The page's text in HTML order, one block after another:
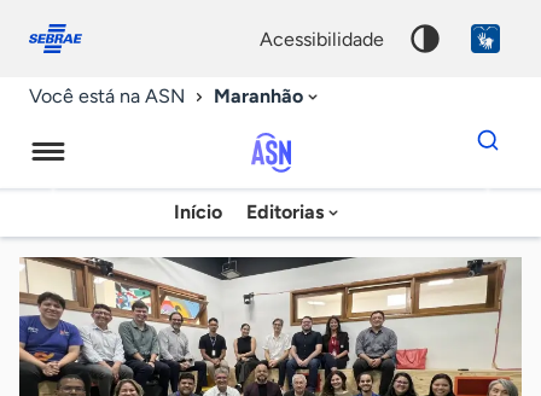
conosco
acessibilidade
Você está na ASN Maranhão
Agência
Sebrae
de
Notícias
Início Editorias
Dados
para
chave